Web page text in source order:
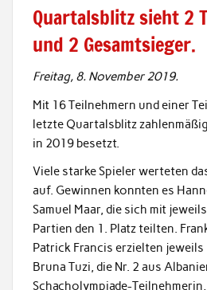
Quartalsblitz sieht 2
und 2 Gesamtsieger.
Freitag, 8. November 2019.
Mit 16 Teilnehmern und einer
letzte Quartalsblitz
in 2019 besetzt.
Viele starke Spieler werteten
auf. Gewinnen konnten es
Samuel Maar, die sich mit
Partien den 1. Platz teilten.
Patrick Francis erzielten
Bruna Tuzi, die Nr. 2 aus
Schacholympiade-